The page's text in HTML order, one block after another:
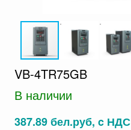
VB-4TR75GB
В наличии
387.89 бел.руб, c НДС